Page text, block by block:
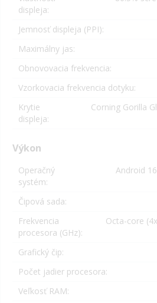
displeja:
Jemnosť displeja (PPI):
Maximálny jas:
Obnovovacia frekvencia:
Vzorkovacia frekvencia dotyku:
Krytie
displeja:
Corning Gorilla
Výkon
Operačný
systém:
Android
Čipová sada:
Frekvencia
procesora (GHz):
Octa-core
Grafický čip:
Počet jadier procesora:
Veľkosť RAM: